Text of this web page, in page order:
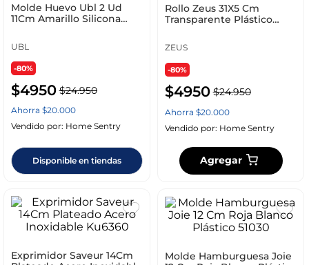
Molde Huevo Ubl 2 Ud
11Cm Amarillo Silicona
UBL
-80%
$4950 $24.950
Ahorra $20.000
Vendido por: Home Sentry
Disponible en tiendas
Rollo Zeus 31X5 Cm
Transparente Plástico
ZEUS
-80%
$4950 $24.950
Ahorra $20.000
Vendido por: Home Sentry
Agregar
Exprimidor Saveur 14Cm
Molde Hamburguesa Joie